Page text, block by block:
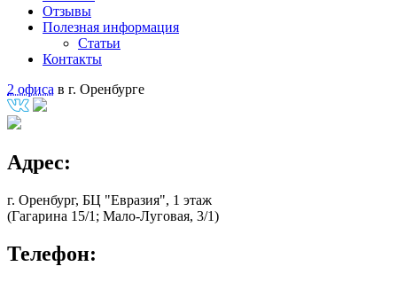
Отзывы
Полезная информация
Статьи
Контакты
2 офиса в г. Оренбурге
Адрес:
г. Оренбург, БЦ "Евразия", 1 этаж
(Гагарина 15/1; Мало-Луговая, 3/1)
Телефон: